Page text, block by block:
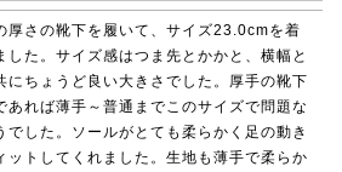
厚さの靴下を履いて、サイズ23.0cmを着
した。サイズ感はつま先とかかと、横幅と
にちょうど良い大きさでした。厚手の靴下
あれば薄手～普通までこのサイズで問題な
でした。ソールがとても柔らかく足の動き
ットしてくれました。生地も薄手で柔らか